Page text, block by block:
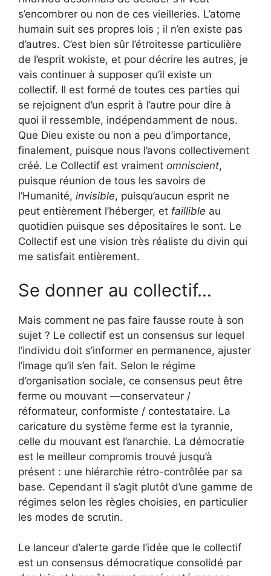
s’encombrer ou non de ces vieilleries. L’atome
humain suit ses propres lois ; il n’en existe pas
d’autres. C’est bien sûr l’étroitesse particulière
de l’esprit wokiste, et pour décrire les autres, je
vais continuer à supposer qu’il existe un
collectif. Il est formé de toutes ces parties qui
se rejoignent d’un esprit à l’autre pour dire à
quoi il ressemble, indépendamment de nous.
Que Dieu existe ou non a peu d’importance,
finalement, puisque nous l’avons collectivement
créé. Le Collectif est vraiment omniscient,
puisque réunion de tous les savoirs de
l’Humanité, invisible, puisqu’aucun esprit ne
peut entièrement l’héberger, et faillible au
quotidien puisque ses dépositaires le sont. Le
Collectif est une vision très réaliste du divin qui
me satisfait entièrement.
Se donner au collectif…
Mais comment ne pas faire fausse route à son
sujet ? Le collectif est un consensus sur lequel
l’individu doit s’informer en permanence, ajuster
l’image qu’il s’en fait. Selon le régime
d’organisation sociale, ce consensus peut être
ferme ou mouvant —conservateur /
réformateur, conformiste / contestataire. La
caricature du système ferme est la tyrannie,
celle du mouvant est l’anarchie. La démocratie
est le meilleur compromis trouvé jusqu’à
présent : une hiérarchie rétro-contrôlée par sa
base. Cependant il s’agit plutôt d’une gamme de
régimes selon les règles choisies, en particulier
les modes de scrutin.
Le lanceur d’alerte garde l’idée que le collectif
est un consensus démocratique consolidé par